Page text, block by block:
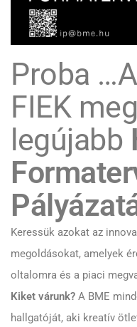
Proba
FIEK
legújabb
Keressük azokat az
megoldásokat, amelyek
oltalomra és a piaci
Kiket várunk? A BME
hallgatóját, aki kreatív